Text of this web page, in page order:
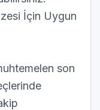
İçin Uygun
son